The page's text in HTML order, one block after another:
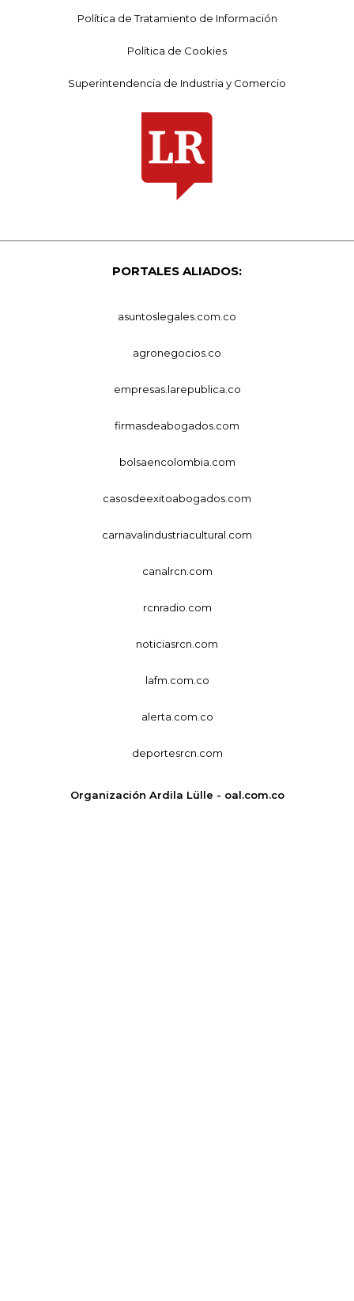
Política de Tratamiento de Información
Política de Cookies
Superintendencia de Industria y Comercio
PORTALES ALIADOS:
asuntoslegales.com.co
agronegocios.co
empresas.larepublica.co
firmasdeabogados.com
bolsaencolombia.com
casosdeexitoabogados.com
carnavalindustriacultural.com
canalrcn.com
rcnradio.com
noticiasrcn.com
lafm.com.co
alerta.com.co
deportesrcn.com
Organización Ardila Lülle - oal.com.co